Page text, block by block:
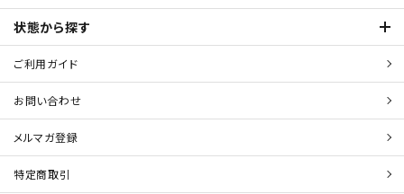
状態から探す
ご利用ガイド
お問い合わせ
メルマガ登録
特定商取引